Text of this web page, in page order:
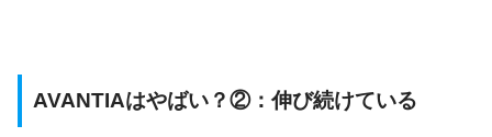
AVANTIAはやばい？②：伸び続けている